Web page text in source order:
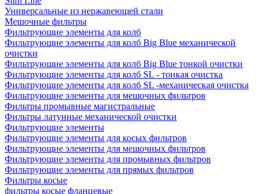
Универсальные из нержавеющей стали
Мешочные фильтры
Фильтрующие элементы для колб
Фильтрующие элементы для колб Big Blue механической
очистки
Фильтрующие элементы для колб Big Blue тонкой очистки
Фильтрующие элементы для колб SL - тонкая очистка
Фильтрующие элементы для колб SL -механическая очистка
Фильтрующие элементы для мешочных фильтров
Фильтры промывные магистральные
Фильтры латунные механической очистки
Фильтрующие элементы
Фильтрующие элементы для косых фильтров
Фильтрующие элементы для мешочных фильтров
Фильтрующие элементы для промывных фильтров
Фильтрующие элементы для прямых фильтров
Фильтры косые
фильтры косые фланцевые